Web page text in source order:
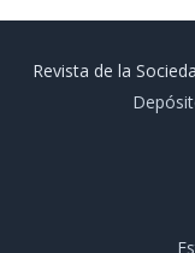
Revista de la